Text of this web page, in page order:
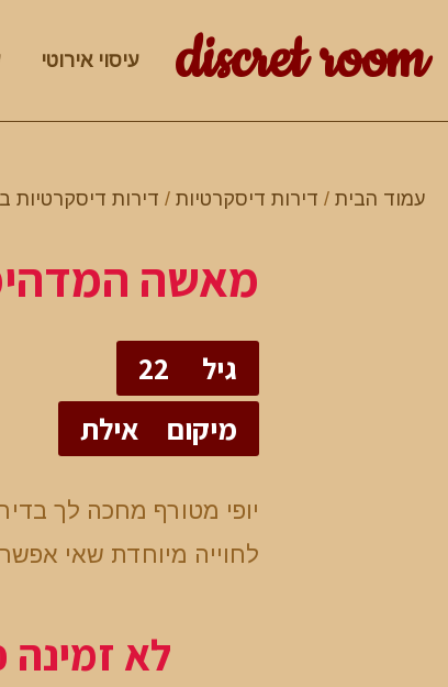
discret room עיסוי אירוטי
עמוד הבית / דירות דיסקרטיות / דירות דיסקרטיות
מאשה
גיל
22
מיקום
אילת
יופי מטורף מחכה לך
לחוייה מיוחדת שאי
לא